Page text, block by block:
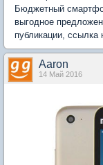
Бюджетный
выгодное
публикации,
Aaron
14 Май 2016